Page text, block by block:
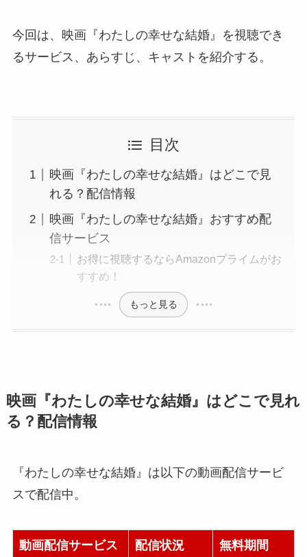
今回は、映画『わたしの幸せな結婚』を視聴でき
るサービス、あらすじ、キャストを紹介する。
目次
映画『わたしの幸せな結婚』はどこで見
れる？配信情報
映画『わたしの幸せな結婚』おすすめ配
信サービス
お得に視聴するならAmazonプライムがお
すすめ！
もっと見る
映画『わたしの幸せな結婚』はどこで見れ
る？配信情報
『わたしの幸せな結婚』は以下の動画配信サービ
スで配信中。
動画配信サービス 配信状況 無料期間